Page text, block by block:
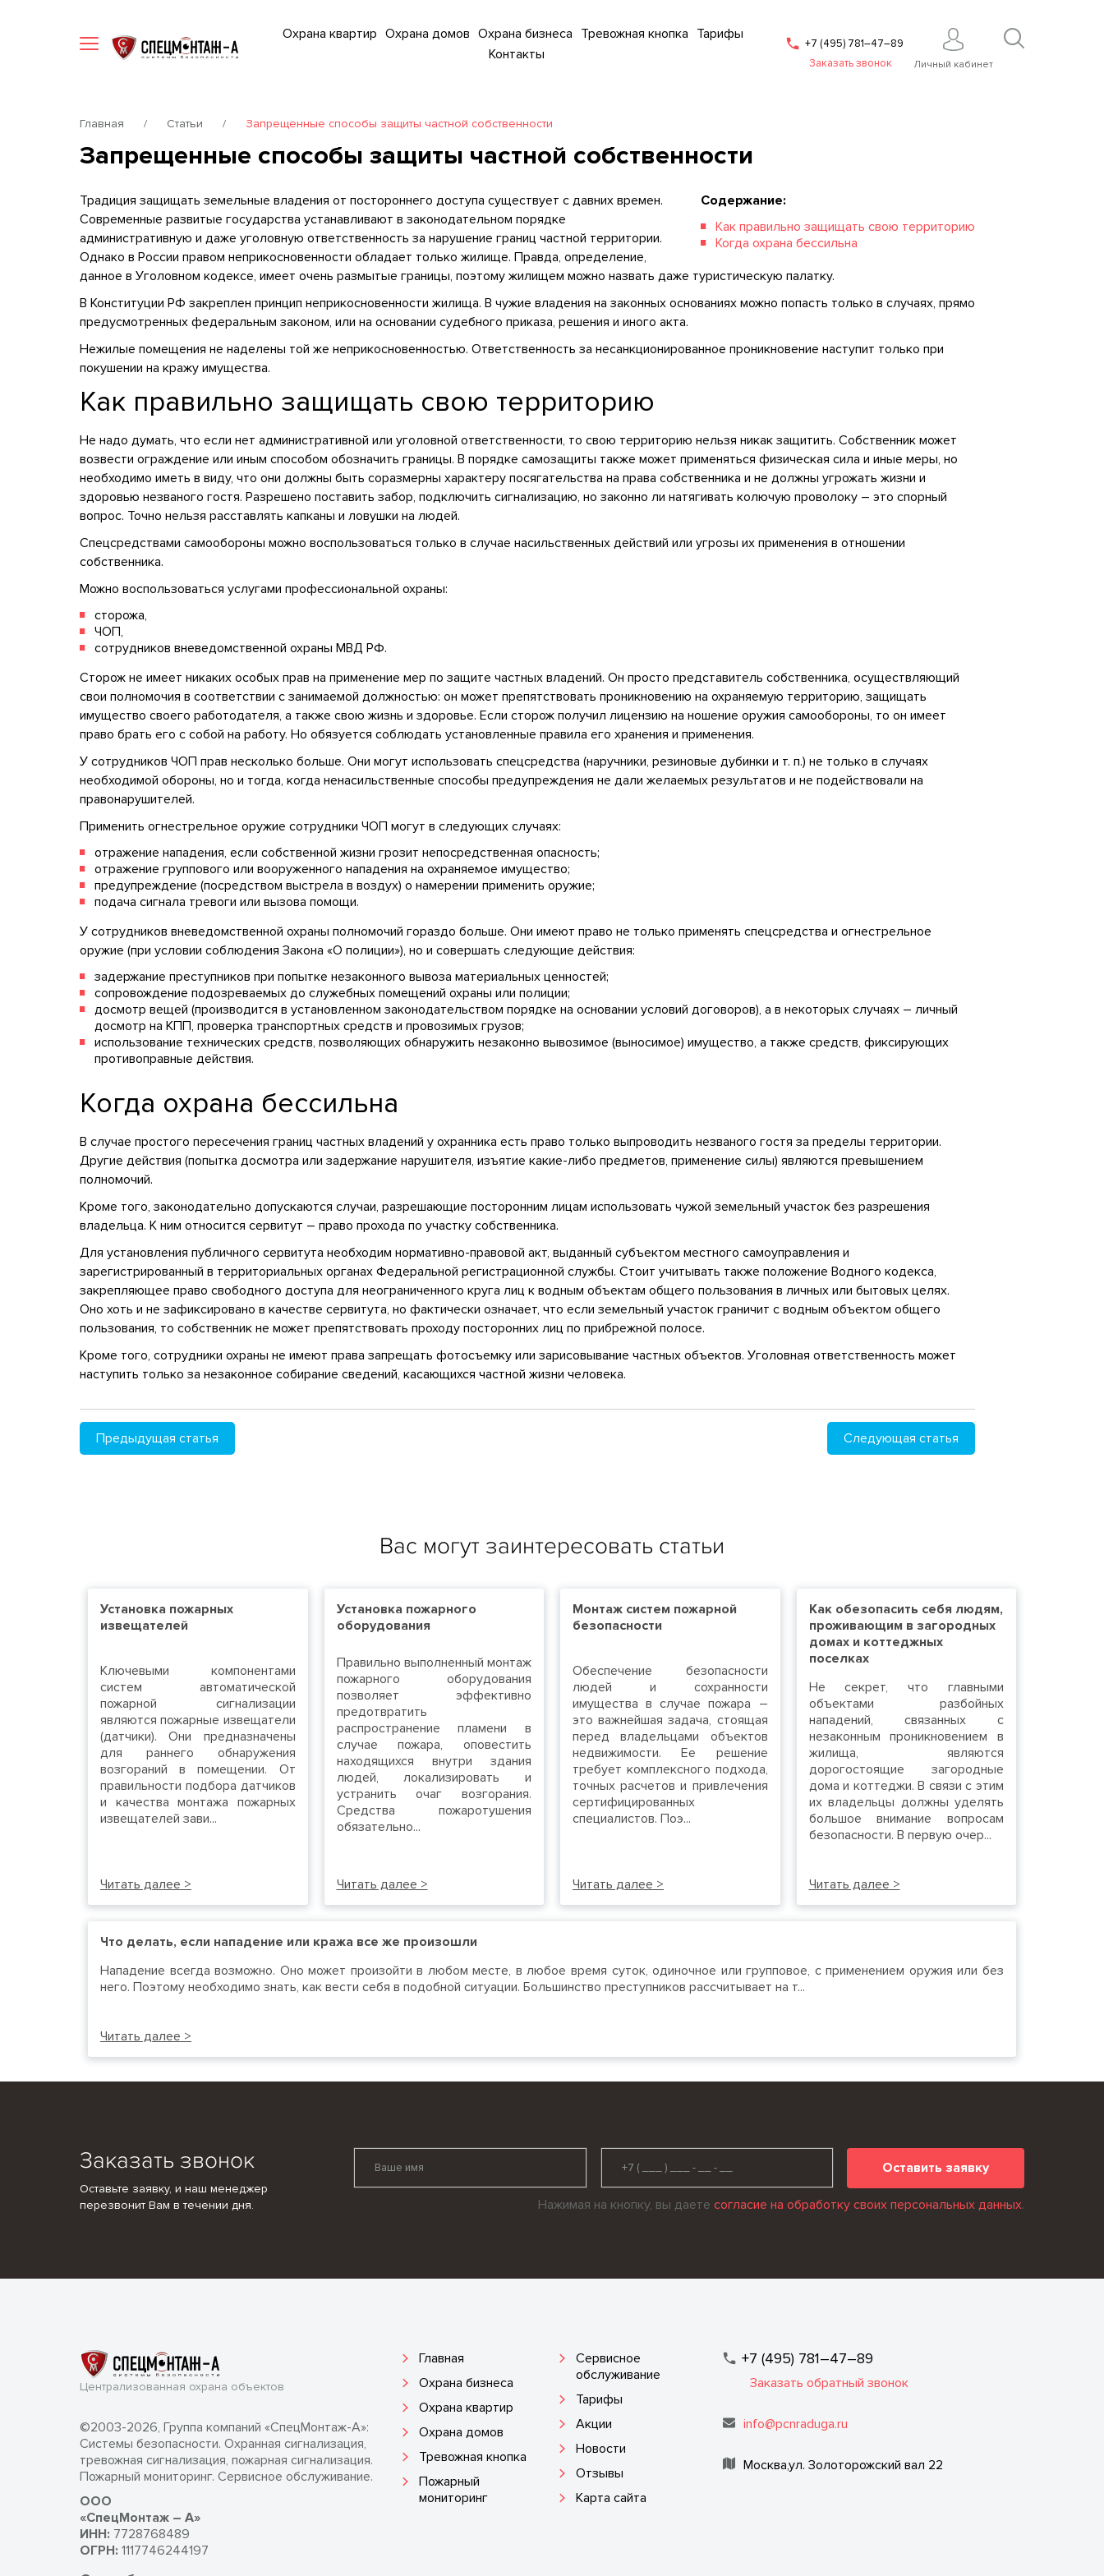
Охрана квартир Охрана домов Охрана бизнеса Тревожная кнопка Тарифы
Контакты
+7 (495) 781–47–89
Заказать звонок
Личный кабинет
Главная / Статьи / Запрещенные способы защиты частной собственности
Запрещенные способы защиты частной собственности
Содержание:
Как правильно защищать свою территорию
Когда охрана бессильна
Традиция защищать земельные владения от постороннего доступа существует с давних времен.
Современные развитые государства устанавливают в законодательном порядке
административную и даже уголовную ответственность за нарушение границ частной территории.
Однако в России правом неприкосновенности обладает только жилище. Правда, определение,
данное в Уголовном кодексе, имеет очень размытые границы, поэтому жилищем можно назвать даже туристическую палатку.
В Конституции РФ закреплен принцип неприкосновенности жилища. В чужие владения на законных основаниях можно попасть только в случаях, прямо
предусмотренных федеральным законом, или на основании судебного приказа, решения и иного акта.
Нежилые помещения не наделены той же неприкосновенностью. Ответственность за несанкционированное проникновение наступит только при
покушении на кражу имущества.
Как правильно защищать свою территорию
Не надо думать, что если нет административной или уголовной ответственности, то свою территорию нельзя никак защитить. Собственник может
возвести ограждение или иным способом обозначить границы. В порядке самозащиты также может применяться физическая сила и иные меры, но
необходимо иметь в виду, что они должны быть соразмерны характеру посягательства на права собственника и не должны угрожать жизни и
здоровью незваного гостя. Разрешено поставить забор, подключить сигнализацию, но законно ли натягивать колючую проволоку – это спорный
вопрос. Точно нельзя расставлять капканы и ловушки на людей.
Спецсредствами самообороны можно воспользоваться только в случае насильственных действий или угрозы их применения в отношении
собственника.
Можно воспользоваться услугами профессиональной охраны:
сторожа,
ЧОП,
сотрудников вневедомственной охраны МВД РФ.
Сторож не имеет никаких особых прав на применение мер по защите частных владений. Он просто представитель собственника, осуществляющий
свои полномочия в соответствии с занимаемой должностью: он может препятствовать проникновению на охраняемую территорию, защищать
имущество своего работодателя, а также свою жизнь и здоровье. Если сторож получил лицензию на ношение оружия самообороны, то он имеет
право брать его с собой на работу. Но обязуется соблюдать установленные правила его хранения и применения.
У сотрудников ЧОП прав несколько больше. Они могут использовать спецсредства (наручники, резиновые дубинки и т. п.) не только в случаях
необходимой обороны, но и тогда, когда ненасильственные способы предупреждения не дали желаемых результатов и не подействовали на
правонарушителей.
Применить огнестрельное оружие сотрудники ЧОП могут в следующих случаях:
отражение нападения, если собственной жизни грозит непосредственная опасность;
отражение группового или вооруженного нападения на охраняемое имущество;
предупреждение (посредством выстрела в воздух) о намерении применить оружие;
подача сигнала тревоги или вызова помощи.
У сотрудников вневедомственной охраны полномочий гораздо больше. Они имеют право не только применять спецсредства и огнестрельное
оружие (при условии соблюдения Закона «О полиции»), но и совершать следующие действия:
задержание преступников при попытке незаконного вывоза материальных ценностей;
сопровождение подозреваемых до служебных помещений охраны или полиции;
досмотр вещей (производится в установленном законодательством порядке на основании условий договоров), а в некоторых случаях – личный
досмотр на КПП, проверка транспортных средств и провозимых грузов;
использование технических средств, позволяющих обнаружить незаконно вывозимое (выносимое) имущество, а также средств, фиксирующих
противоправные действия.
Когда охрана бессильна
В случае простого пересечения границ частных владений у охранника есть право только выпроводить незваного гостя за пределы территории.
Другие действия (попытка досмотра или задержание нарушителя, изъятие какие-либо предметов, применение силы) являются превышением
полномочий.
Кроме того, законодательно допускаются случаи, разрешающие посторонним лицам использовать чужой земельный участок без разрешения
владельца. К ним относится сервитут – право прохода по участку собственника.
Для установления публичного сервитута необходим нормативно-правовой акт, выданный субъектом местного самоуправления и
зарегистрированный в территориальных органах Федеральной регистрационной службы. Стоит учитывать также положение Водного кодекса,
закрепляющее право свободного доступа для неограниченного круга лиц к водным объектам общего пользования в личных или бытовых целях.
Оно хоть и не зафиксировано в качестве сервитута, но фактически означает, что если земельный участок граничит с водным объектом общего
пользования, то собственник не может препятствовать проходу посторонних лиц по прибрежной полосе.
Кроме того, сотрудники охраны не имеют права запрещать фотосъемку или зарисовывание частных объектов. Уголовная ответственность может
наступить только за незаконное собирание сведений, касающихся частной жизни человека.
Предыдущая статья Следующая статья
Вас могут заинтересовать статьи
Установка пожарных
извещателей
Ключевыми компонентами
систем автоматической
пожарной сигнализации
являются пожарные извещатели
(датчики). Они предназначены
для раннего обнаружения
возгораний в помещении. От
правильности подбора датчиков
и качества монтажа пожарных
извещателей зави...
Читать далее >
Установка пожарного
оборудования
Правильно выполненный монтаж
пожарного оборудования
позволяет эффективно
предотвратить
распространение пламени в
случае пожара, оповестить
находящихся внутри здания
людей, локализировать и
устранить очаг возгорания.
Средства пожаротушения
обязательно...
Читать далее >
Монтаж систем пожарной
безопасности
Обеспечение безопасности
людей и сохранности
имущества в случае пожара –
это важнейшая задача, стоящая
перед владельцами объектов
недвижимости. Ее решение
требует комплексного подхода,
точных расчетов и привлечения
сертифицированных
специалистов. Поэ...
Читать далее >
Как обезопасить себя людям,
проживающим в загородных
домах и коттеджных
поселках
Не секрет, что главными
объектами разбойных
нападений, связанных с
незаконным проникновением в
жилища, являются
дорогостоящие загородные
дома и коттеджи. В связи с этим
их владельцы должны уделять
большое внимание вопросам
безопасности. В первую очер...
Читать далее >
Что делать, если нападение или кража все же произошли
Нападение всегда возможно. Оно может произойти в любом месте, в любое время суток, одиночное или групповое, с применением оружия или без
него. Поэтому необходимо знать, как вести себя в подобной ситуации. Большинство преступников рассчитывает на т...
Читать далее >
Заказать звонок
Оставьте заявку, и наш менеджер
перезвонит Вам в течении дня.
Оставить заявку
Нажимая на кнопку, вы даете согласие на обработку своих персональных данных.
Централизованная охрана объектов
©2003-2026, Группа компаний «СпецМонтаж-А»:
Системы безопасности. Охранная сигнализация,
тревожная сигнализация, пожарная сигнализация.
Пожарный мониторинг. Сервисное обслуживание.
ООО
«СпецМонтаж – А»
ИНН: 7728768489
ОГРН: 1117746244197
Главная
Охрана бизнеса
Охрана квартир
Охрана домов
Тревожная кнопка
Пожарный
мониторинг
Сервисное
обслуживание
Тарифы
Акции
Новости
Отзывы
Карта сайта
+7 (495) 781–47–89
Заказать обратный звонок
info@pcnraduga.ru
Москва,ул. Золоторожский вал 22